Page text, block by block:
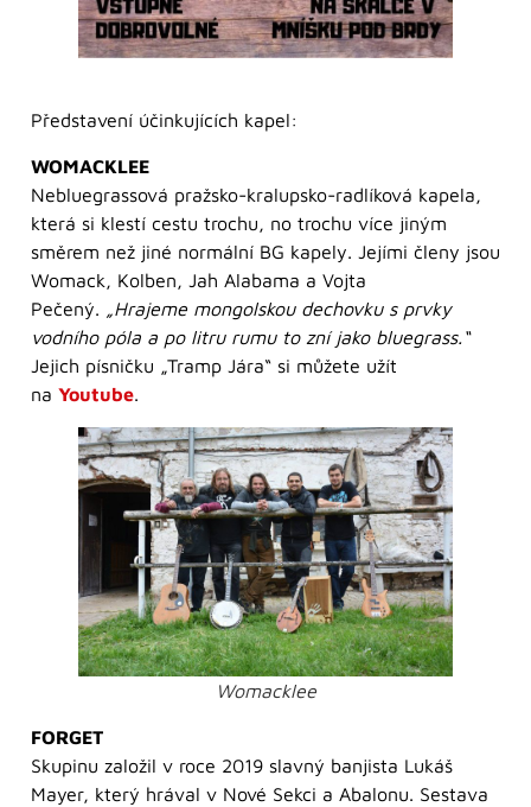
Představení účinkujících kapel:
WOMACKLEE
Nebluegrassová pražsko-kralupsko-radlíková kapela,
která si klestí cestu trochu, no trochu více jiným
směrem než jiné normální BG kapely. Jejími členy jsou
Womack, Kolben, Jah Alabama a Vojta
Pečený. „Hrajeme mongolskou dechovku s prvky
vodního póla a po litru rumu to zní jako bluegrass.“
Jejich písničku „Tramp Jára“ si můžete užít
na Youtube.
Womacklee
FORGET
Skupinu založil v roce 2019 slavný banjista Lukáš
Mayer, který hrával v Nové Sekci a Abalonu. Sestava